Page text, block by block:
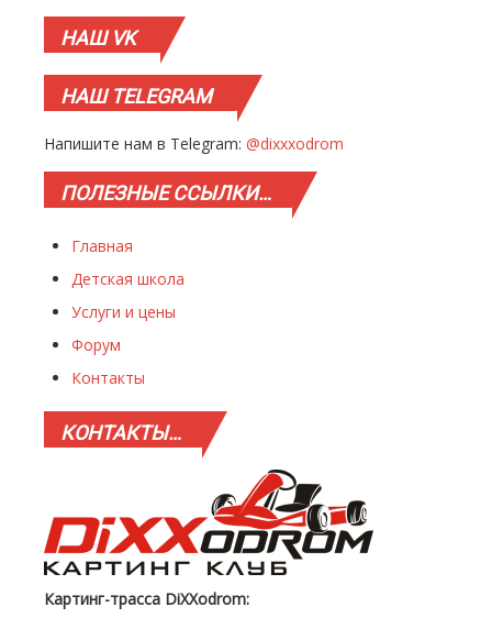
НАШVK
НАШTELEGRAM
Напишите нам в Telegram: @dixxxodrom
ПОЛЕЗНЫЕССЫЛКИ…
Главная
Детская школа
Услуги и цены
Форум
Контакты
КОНТАКТЫ…
Картинг-трасса DiXXodrom: